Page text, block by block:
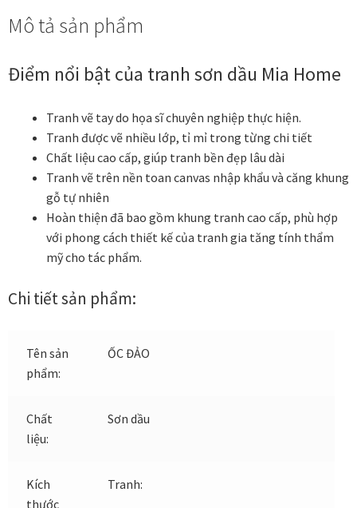
Vũ khúc thiên nga Collection
Wheels of Time
Tranh chim sếu nghệ thuật
Các dòng giấy in Giclee
Catalogue
Catalogue Bộ Sưu Tập Mã Vương
Câu hỏi thường gặp khi mua tranh tại Mia Home
Đóng khung tranh theo yêu cầu
Đóng khung tranh thảm Dubai
số
Mô tả sản phẩm
Điểm nổi bật của tranh sơn dầu Mia Home
Tranh vẽ tay do họa sĩ chuyên nghiệp thực hiện.
Tranh được vẽ nhiều lớp, tỉ mỉ trong từng chi tiết
Chất liệu cao cấp, giúp tranh bền đẹp lâu dài
Tranh vẽ trên nền toan canvas nhập khẩu và căng khung
gỗ tự nhiên
Hoàn thiện đã bao gồm khung tranh cao cấp, phù hợp
với phong cách thiết kế của tranh gia tăng tính thẩm
mỹ cho tác phẩm.
Chi tiết sản phẩm:
Tên sản
phẩm:
ỐC ĐẢO
Chất
liệu:
Sơn dầu
Kích
thước
Tranh: